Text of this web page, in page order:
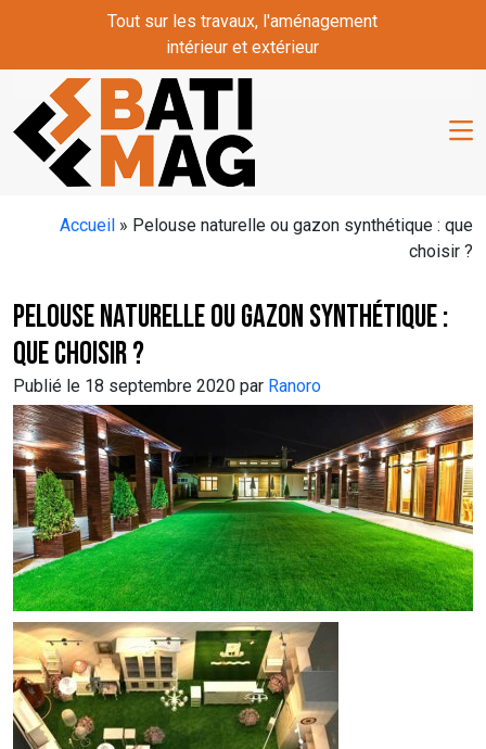
Skip to main contentTout sur les travaux, l'aménagement
intérieur et extérieur
Accueil » Pelouse naturelle ou gazon synthétique : que
choisir ?
Pelouse naturelle ou gazon synthétique :
que choisir ?
Publié le 18 septembre 2020 par Ranoro